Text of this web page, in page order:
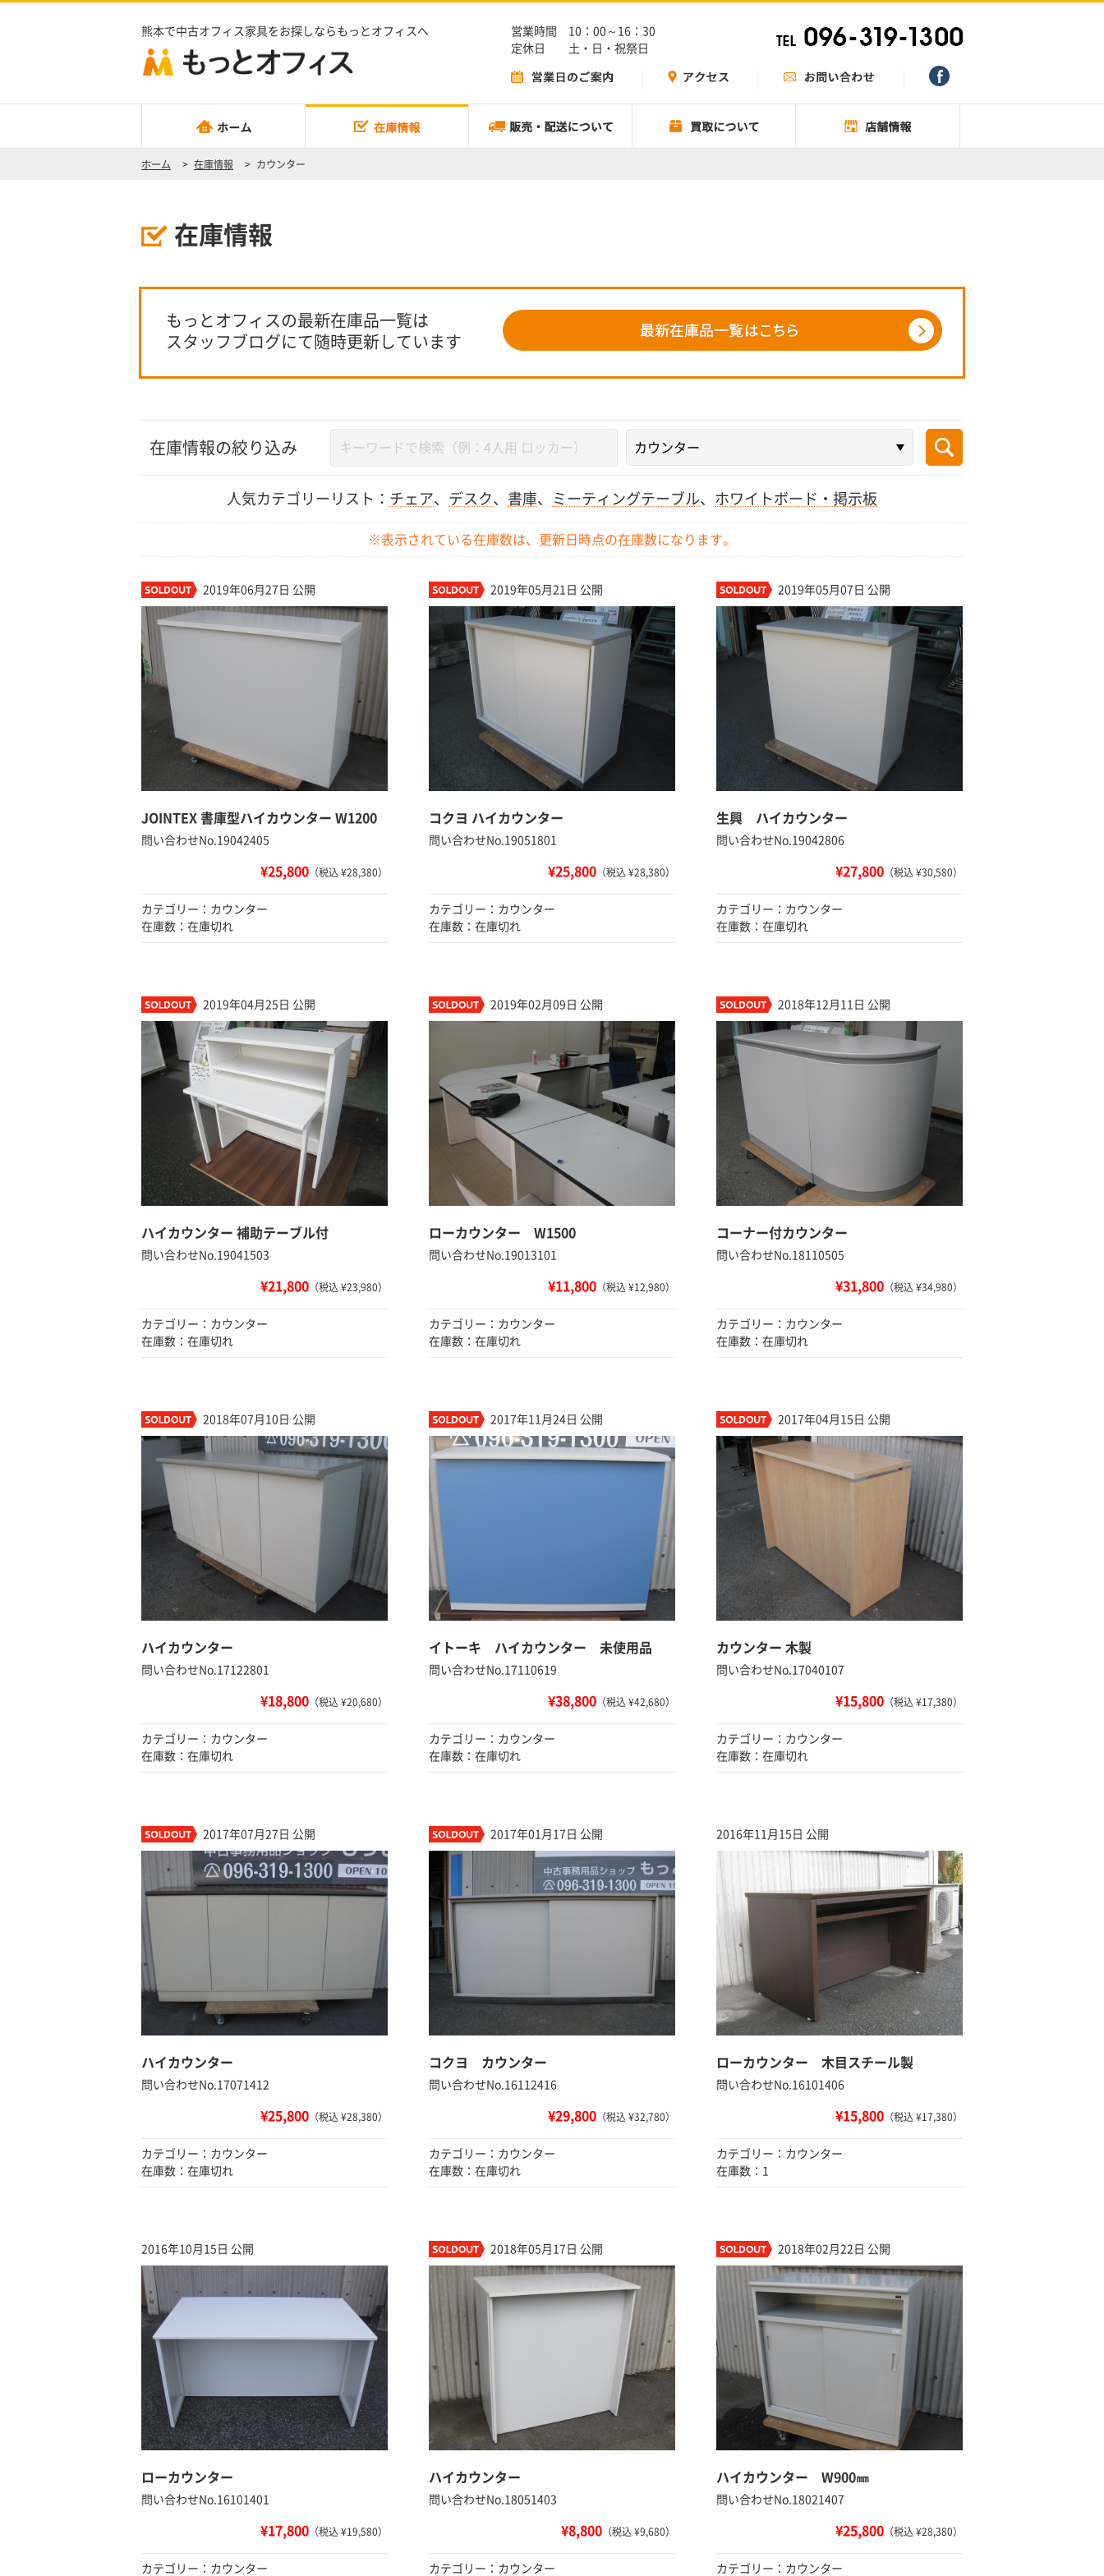
熊本で中古オフィス家具をお探しならもっとオフィスへ
営業時間 10：00～16：30
定休日 土・日・祝祭日
ホーム > 在庫情報 > カウンター
在庫情報
もっとオフィスの最新在庫品一覧は
スタッフブログにて随時更新しています
在庫情報の絞り込み
人気カテゴリーリスト： チェア、 デスク、 書庫、 ミーティングテーブル、 ホワイトボード・掲示板
※表示されている在庫数は、更新日時点の在庫数になります。
2019年06月27日 公開
JOINTEX 書庫型ハイカウンター W1200
問い合わせNo.19042405
¥25,800 （税込 ¥28,380）
カテゴリー：カウンター
在庫数：在庫切れ
2019年05月21日 公開
コクヨ ハイカウンター
問い合わせNo.19051801
¥25,800 （税込 ¥28,380）
カテゴリー：カウンター
在庫数：在庫切れ
2019年05月07日 公開
生興 ハイカウンター
問い合わせNo.19042806
¥27,800 （税込 ¥30,580）
カテゴリー：カウンター
在庫数：在庫切れ
2019年04月25日 公開
ハイカウンター 補助テーブル付
問い合わせNo.19041503
¥21,800 （税込 ¥23,980）
カテゴリー：カウンター
在庫数：在庫切れ
2019年02月09日 公開
ローカウンター W1500
問い合わせNo.19013101
¥11,800 （税込 ¥12,980）
カテゴリー：カウンター
在庫数：在庫切れ
2018年12月11日 公開
コーナー付カウンター
問い合わせNo.18110505
¥31,800 （税込 ¥34,980）
カテゴリー：カウンター
在庫数：在庫切れ
2018年07月10日 公開
ハイカウンター
問い合わせNo.17122801
¥18,800 （税込 ¥20,680）
カテゴリー：カウンター
在庫数：在庫切れ
2017年11月24日 公開
イトーキ ハイカウンター 未使用品
問い合わせNo.17110619
¥38,800 （税込 ¥42,680）
カテゴリー：カウンター
在庫数：在庫切れ
2017年04月15日 公開
カウンター 木製
問い合わせNo.17040107
¥15,800 （税込 ¥17,380）
カテゴリー：カウンター
在庫数：在庫切れ
2017年07月27日 公開
ハイカウンター
問い合わせNo.17071412
¥25,800 （税込 ¥28,380）
カテゴリー：カウンター
在庫数：在庫切れ
2017年01月17日 公開
コクヨ カウンター
問い合わせNo.16112416
¥29,800 （税込 ¥32,780）
カテゴリー：カウンター
在庫数：在庫切れ
2016年11月15日 公開
ローカウンター 木目スチール製
問い合わせNo.16101406
¥15,800 （税込 ¥17,380）
カテゴリー：カウンター
在庫数：1
2016年10月15日 公開
ローカウンター
問い合わせNo.16101401
¥17,800 （税込 ¥19,580）
カテゴリー：カウンター
2018年05月17日 公開
ハイカウンター
問い合わせNo.18051403
¥8,800 （税込 ¥9,680）
カテゴリー：カウンター
2018年02月22日 公開
ハイカウンター W900㎜
問い合わせNo.18021407
¥25,800 （税込 ¥28,380）
カテゴリー：カウンター